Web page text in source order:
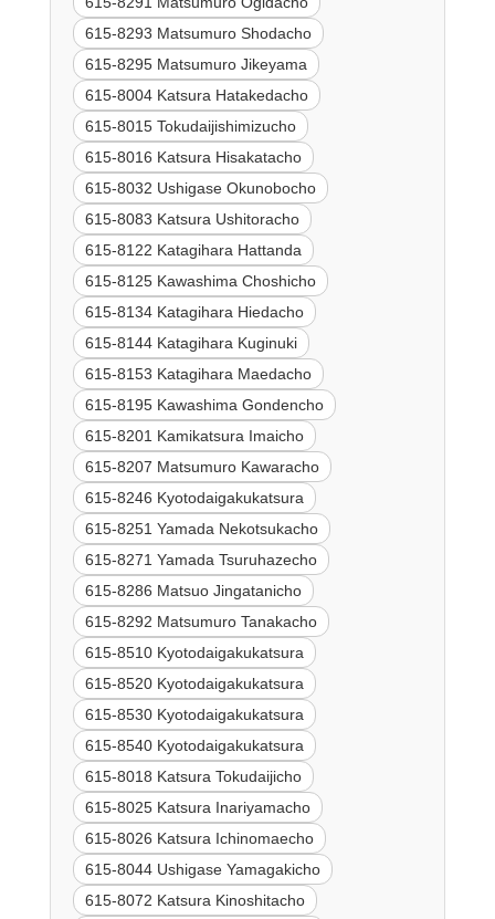
615-8293 Matsumuro Shodacho
615-8295 Matsumuro Jikeyama
615-8004 Katsura Hatakedacho
615-8015 Tokudaijishimizucho
615-8016 Katsura Hisakatacho
615-8032 Ushigase Okunobocho
615-8083 Katsura Ushitoracho
615-8122 Katagihara Hattanda
615-8125 Kawashima Choshicho
615-8134 Katagihara Hiedacho
615-8144 Katagihara Kuginuki
615-8153 Katagihara Maedacho
615-8195 Kawashima Gondencho
615-8201 Kamikatsura Imaicho
615-8207 Matsumuro Kawaracho
615-8246 Kyotodaigakukatsura
615-8251 Yamada Nekotsukacho
615-8271 Yamada Tsuruhazecho
615-8286 Matsuo Jingatanicho
615-8292 Matsumuro Tanakacho
615-8510 Kyotodaigakukatsura
615-8520 Kyotodaigakukatsura
615-8530 Kyotodaigakukatsura
615-8540 Kyotodaigakukatsura
615-8018 Katsura Tokudaijicho
615-8025 Katsura Inariyamacho
615-8026 Katsura Ichinomaecho
615-8044 Ushigase Yamagakicho
615-8072 Katsura Kinoshitacho